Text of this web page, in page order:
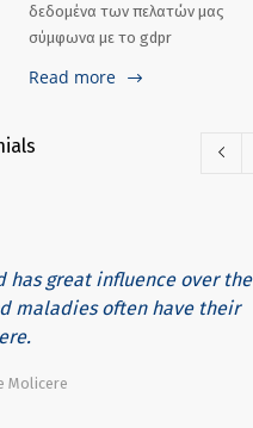
δεδομένα των πελατών μας
σύμφωνα με το gdpr
Read more
has great influence over the
maladies often have their
Molicere